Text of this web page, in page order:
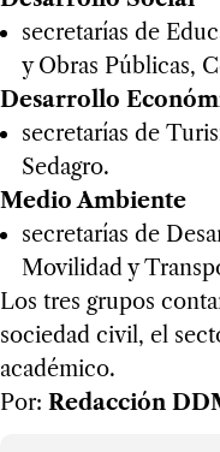
secretarías de
y Obras Públicas,
Desarrollo
secretarías de
Sedagro.
Medio Ambiente
secretarías de
Movilidad y
Los tres grupos
sociedad civil, el
académico.
Por: Redacción